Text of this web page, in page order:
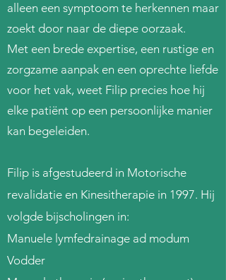
alleen een symptoom te herkennen maar
zoekt door naar de diepe oorzaak.
Met een brede expertise, een rustige en
zorgzame aanpak en een oprechte liefde
voor het vak, weet Filip precies hoe hij
elke patiënt op een persoonlijke manier
kan begeleiden.
Filip is afgestudeerd in Motorische
revalidatie en Kinesitherapie in 1997. Hij
volgde bijscholingen in:
Manuele lymfedrainage ad modum
Vodder